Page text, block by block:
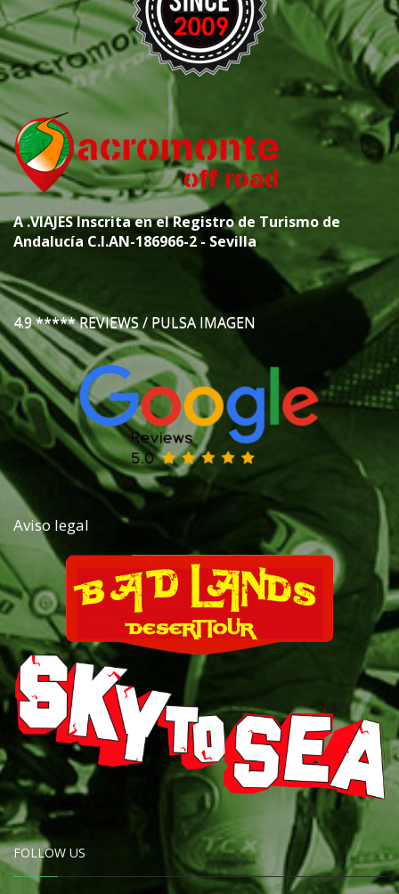
A.VIAJESInscrita en el Registro de Turismo de
Andalucía C.I.AN-186966-2 - Sevilla
4.9 ***** REVIEWS / PULSA IMAGEN
Aviso legal
FOLLOW US